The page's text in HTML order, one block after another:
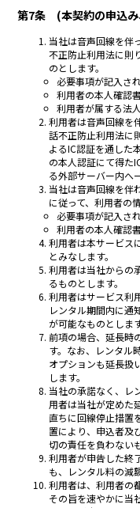
第7条 (本契約の申込み
当社は音声回線を伴
不正防止利用法に則
のとします。
必要事項が記入さ
利用者の本人確認
利用者が属する法
利用者は音声回線を
話不正防止利用法に
よるIC認証を通した
の本人認証にて得た
る外部サーバー内へ
当社は音声回線を伴
に従って、利用者の
必要事項が記入さ
利用者の本人確認
利用者は本サービス
とみなします。
利用者は当社からの
るものとします。
利用者はサービス利
レンタル期間内に通
が可能なものとします
前項の場合、延長時
す。なお、レンタル
オプションも延長扱
します。
当社の承諾なく、レ
用者は当社が定めた
直ちに回線停止措置
置により、申込者及
切の責任を負わない
利用者が申告した終
も、レンタル料の減
利用者は、利用者の
その旨を速やかに当